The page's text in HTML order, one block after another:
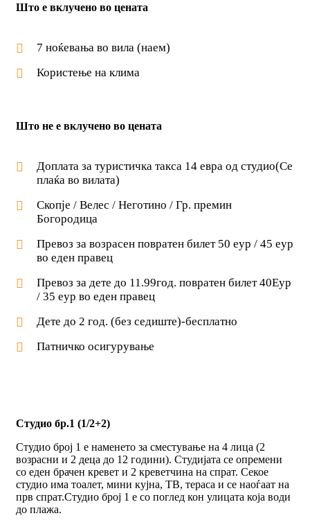
Што е вклучено во цената
7 ноќевања во вила (наем)
Користење на клима
Што не е вклучено во цената
Доплата за туристичка такса 14 евра од студио(Се
плаќа во вилата)
Скопје / Велес / Неготино / Гр. премин
Богородица
Превоз за возрасен повратен билет 50 еур / 45 еур
во еден правец
Превоз за дете до 11.99год. повратен билет 40Еур
/ 35 еур во еден правец
Дете до 2 год. (без седиште)-бесплатно
Патничко осигурување
Студио бр.1 (1/2+2)
Студио број 1 е наменето за сместување на 4 лица (2
возрасни и 2 деца до 12 години). Студијата се опремени
со еден брачен кревет и 2 креветчина на спрат. Секое
студио има тоалет, мини кујна, ТВ, тераса и се наоѓаат на
прв спрат.Студио број 1 е со поглед кон улицата која води
до плажа.